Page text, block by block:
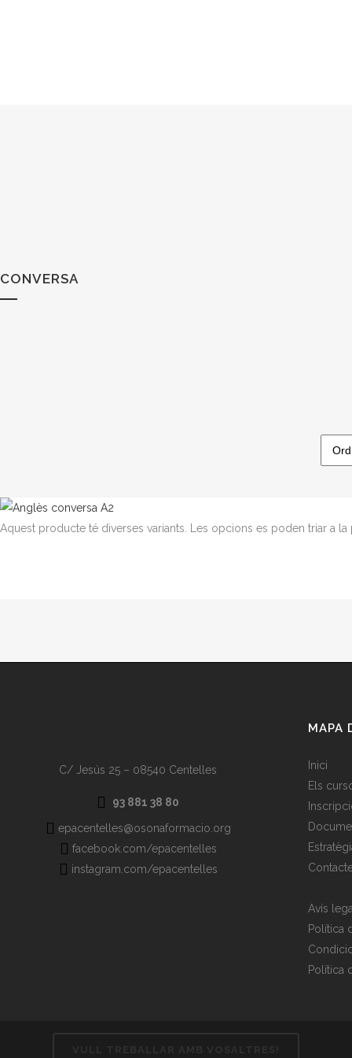
CONVERSA
Aquest producte té diverses variants. Les opcions es poden triar a
C/ Jesús 25 – 08540 Centelles
93 881 38 80
epacentelles@osonaformacio.org
facebook.com/epacentelles
instagram.com/epacentelles
MAPA
Inici
Els
Avís
Política
Política